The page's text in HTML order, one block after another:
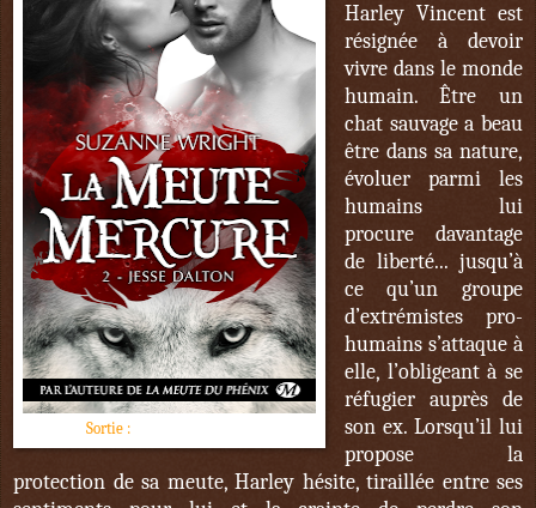
Sortie :
Harley Vincent est
résignée à devoir
vivre dans le monde
humain. Être un
chat sauvage a beau
être dans sa nature,
évoluer parmi les
humains lui
procure davantage
de liberté... jusqu’à
ce qu’un groupe
d’extrémistes pro-
humains s’attaque à
elle, l’obligeant à se
réfugier auprès de
son ex. Lorsqu’il lui
propose la
protection de sa meute, Harley hésite, tiraillée entre ses